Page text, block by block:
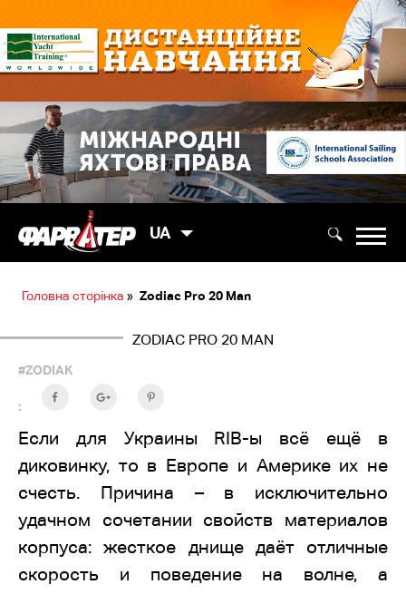
UA
Головна сторінка » Zodiac Pro 20 Man
ZODIAC PRO 20 MAN
#ZODIAK
:
Если для Украины RIB-ы всё ещё в
диковинку, то в Европе и Америке их не
счесть. Причина – в исключительно
удачном сочетании свойств материалов
корпуса: жесткое днище даёт отличные
скорость и поведение на волне, а